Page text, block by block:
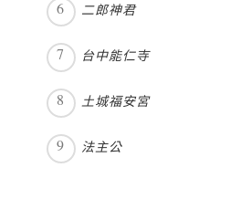
二郎神君
台中能仁寺
土城福安宮
法主公